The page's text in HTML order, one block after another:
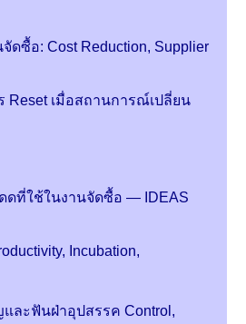
ดซื้อ: Cost Reduction, Supplier
Reset เมื่อสถานการณ์เปลี่ยน
ดที่ใช้ในงานจัดซื้อ — IDEAS
Incubation,
ละฟันฝ่าอุปสรรค Control,